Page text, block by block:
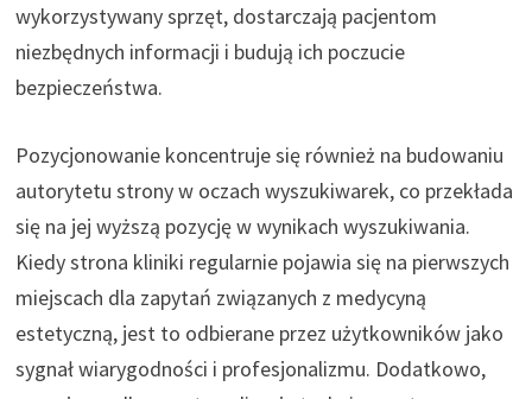
wykorzystywany sprzęt, dostarczają pacjentom
niezbędnych informacji i budują ich poczucie
bezpieczeństwa.
Pozycjonowanie koncentruje się również na budowaniu
autorytetu strony w oczach wyszukiwarek, co przekłada
się na jej wyższą pozycję w wynikach wyszukiwania.
Kiedy strona kliniki regularnie pojawia się na pierwszych
miejscach dla zapytań związanych z medycyną
estetyczną, jest to odbierane przez użytkowników jako
sygnał wiarygodności i profesjonalizmu. Dodatkowo,